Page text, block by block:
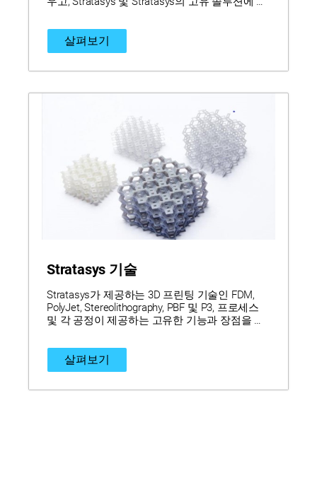
살펴보기
Stratasys 기술
Stratasys가 제공하는 3D 프린팅 기술인 FDM,
PolyJet, Stereolithography, PBF 및 P3, 프로세스
및 각 공정이 제공하는 고유한 기능과 장점을 알
살펴보기